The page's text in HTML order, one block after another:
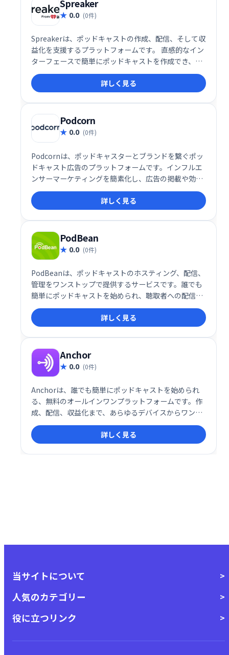
Spreaker
0.0 (0件)
Spreakerは、ポッドキャストの作成、配信、そして収
益化を支援するプラットフォームです。 直感的なイン
ターフェースで簡単にポッドキャストを作成でき、世
界中のリスナーに配信可能です。 また、収益化ツール
も提供しており、クリエイターは自身の作品から収益
を得ることができます。 音声コンテンツ配信を始める
なら、Spreakerが最適です。
詳しく見る
Podcorn
0.0 (0件)
Podcornは、ポッドキャスターとブランドを繋ぐポッ
ドキャスト広告のプラットフォームです。インフルエ
ンサーマーケティングを簡素化し、広告の掲載や効果
測定を効率的に行えます。
詳しく見る
PodBean
0.0 (0件)
PodBeanは、ポッドキャストのホスティング、配信、
管理をワンストップで提供するサービスです。誰でも
簡単にポッドキャストを始められ、聴取者への配信や
分析データによる効果測定も可能です。高度な機能と
使いやすいインターフェースで、ポッドキャスト制作
をサポートします。
詳しく見る
Anchor
0.0 (0件)
Anchorは、誰でも簡単にポッドキャストを始められ
る、無料のオールインワンプラットフォームです。作
成、配信、収益化まで、あらゆるデバイスからワンス
トップで管理できます。手軽に高品質なポッドキャス
ト制作を実現し、世界中のリスナーに届けるチャンス
を広げましょう。
詳しく見る
当サイトについて
人気のカテゴリー
役に立つリンク